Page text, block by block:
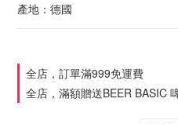
產地：德國
全店，訂單滿999免運費
全店，滿額贈送BEER BASIC